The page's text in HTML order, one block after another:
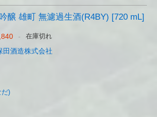
醸 雄町 無濾過生酒(R4BY) [720 mL]
- 在庫切れ
田酒造株式会社
だ)